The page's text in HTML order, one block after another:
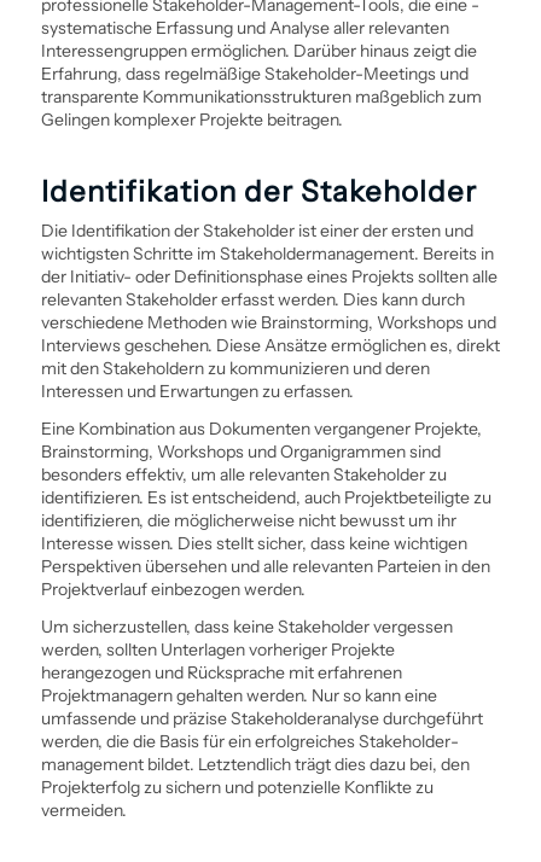
professionelle Stakeholder-Management-Tools, die eine ­
systematische Erfassung und Analyse aller relevanten
Interessengruppen ermöglichen. Darüber hinaus zeigt die
Erfahrung, dass regelmäßige Stakeholder-Meetings und
transparente Kommunikationsstrukturen maßgeblich zum
Gelingen komplexer Projekte beitragen.
Identifikation der Stakeholder
Die Identifikation der Stakeholder ist einer der ersten und
wichtigsten Schritte im Stakeholder­management. Bereits in
der Initiativ- oder Definitionsphase eines Projekts sollten alle
relevanten Stakeholder erfasst werden. Dies kann durch
verschiedene Methoden wie Brainstorming, Workshops und
Interviews geschehen. Diese Ansätze ermöglichen es, direkt
mit den Stakeholdern zu kommunizieren und deren
Interessen und Erwartungen zu erfassen.
Eine Kombination aus Dokumenten vergangener Projekte,
Brainstorming, Workshops und Organigrammen sind
besonders effektiv, um alle relevanten Stakeholder zu
identifizieren. Es ist entscheidend, auch Projektbeteiligte zu
identifizieren, die möglicher­weise nicht bewusst um ihr
Interesse wissen. Dies stellt sicher, dass keine wichtigen
Perspektiven übersehen und alle relevanten Parteien in den
Projektverlauf einbezogen werden.
Um sicherzustellen, dass keine Stakeholder vergessen
werden, sollten Unterlagen vorheriger Projekte
herangezogen und Rücksprache mit erfahrenen
Projektmanagern gehalten werden. Nur so kann eine
umfassende und präzise Stakeholderanalyse durchgeführt
werden, die die Basis für ein erfolgreiches Stakeholder­
management bildet. Letztendlich trägt dies dazu bei, den
Projekterfolg zu sichern und potenzielle Konflikte zu
vermeiden.